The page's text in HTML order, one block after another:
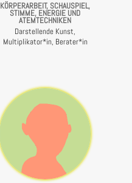
KÖRPERARBEIT, SCHAUSPIEL,
STIMME, ENERGIE UND
ATEMTECHNIKEN
Darstellende Kunst,
Multiplikator*in, Berater*in